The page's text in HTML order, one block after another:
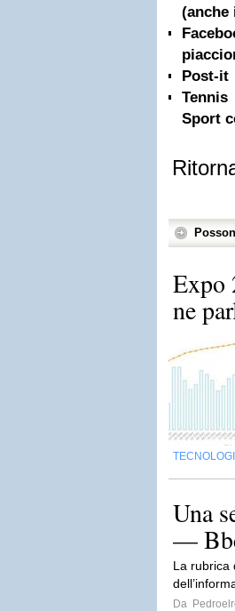
(anche
Post-it
Sport
Expo
ne
Una
—
La rubrica
Da